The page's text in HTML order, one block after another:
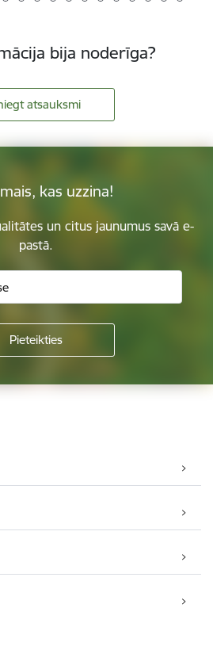
bija noderīga?
atsauksmi
kas uzzina!
un citus jaunumus savā e-
pastā.